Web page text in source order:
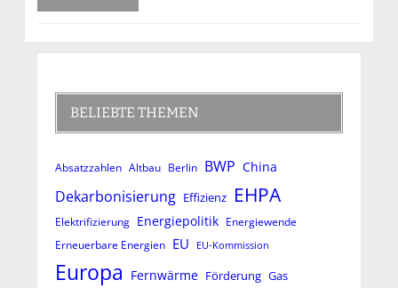
BELIEBTE THEMEN
Absatzzahlen Altbau Berlin BWP China
Dekarbonisierung Effizienz EHPA
Elektrifizierung Energiepolitik Energiewende
Erneuerbare Energien EU EU-Kommission
Europa Fernwärme Förderung Gas